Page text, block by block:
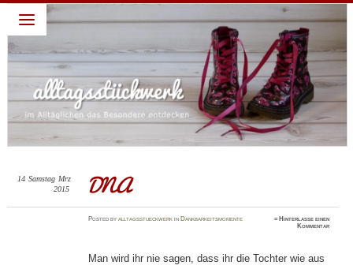
alltagsstückwerk
~ Leben lieben – Familie feiern: darum geht es in diesem
Blog: ein Jahr habe ich täglich eine Sache gepostet für die
ich Gott dankbar bin. Diese abendliche Gewohnheit verhalf
mir zu einem dankbaren Blick und deshalb schreibe ich
weiter. Dies ist nur ein Blick, ein kleiner Teil, ein kurzer
Moment meines Alltages, die schönen Momente festhalten,
die dankbaren Momente feiern…
DNA
14 Samstag Mrz
2015
Postedbyalltagsstueckwerk in Dankbarkeitsmomente ≈ Hinterlasse einen
Kommentar
Man wird ihr nie sagen, dass ihr die Tochter wie aus